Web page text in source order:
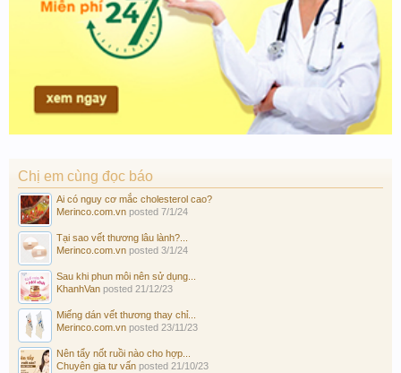
Chị em cùng đọc báo
Ai có nguy cơ mắc cholesterol cao?
Merinco.com.vn posted 7/1/24
Tại sao vết thương lâu lành?...
Merinco.com.vn posted 3/1/24
Sau khi phun môi nên sử dụng...
KhanhVan posted 21/12/23
Miếng dán vết thương thay chỉ...
Merinco.com.vn posted 23/11/23
Nên tẩy nốt ruồi nào cho hợp...
Chuyên gia tư vấn posted 21/10/23